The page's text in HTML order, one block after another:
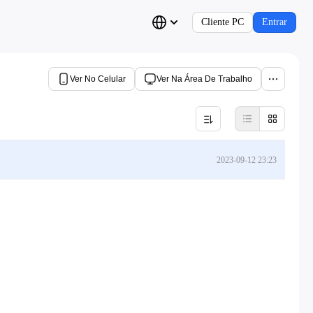
Cliente PC Entrar
Ver No Celular Ver Na Área De Trabalho
2023-09-12 23:23